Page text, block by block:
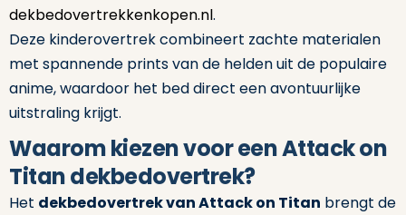
dekbedovertrekkenkopen.nl.
Deze kinderovertrek combineert zachte materialen
met spannende prints van de helden uit de populaire
anime, waardoor het bed direct een avontuurlijke
uitstraling krijgt.
Waarom kiezen voor een Attack on
Titan dekbedovertrek?
Het dekbedovertrek van Attack on Titan brengt de